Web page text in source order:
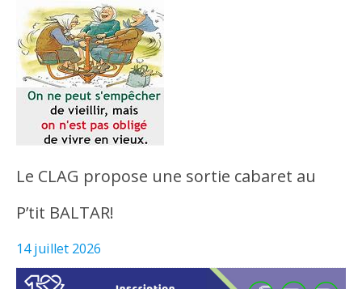
Le CLAG propose une sortie cabaret au
P’tit BALTAR!
14 juillet 2026